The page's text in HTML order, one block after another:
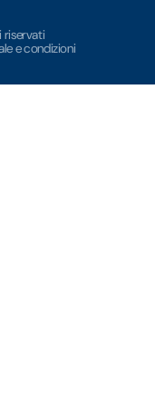
e condizioni